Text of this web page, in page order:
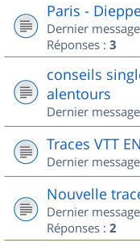
Paris -
Dernier
Réponses : 3
conseils
alentours
Dernier
Traces VTT
Dernier
Nouvelle
Dernier
Réponses : 2